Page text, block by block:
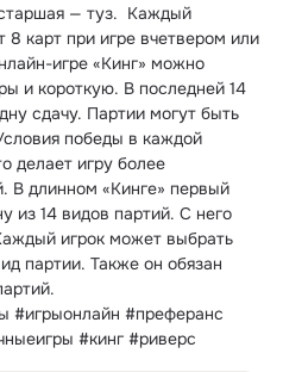
— туз.  Каждый
8 карт при игре вчетвером или
игре «Кинг» можно
и короткую. В последней 14
сдачу. Партии могут быть
победы в каждой
делает игру более
В длинном «Кинге» первый
из 14 видов партий. С него
игрок может выбрать
партии. Также он обязан
#игрыонлайн #преферанс
#кинг #риверс